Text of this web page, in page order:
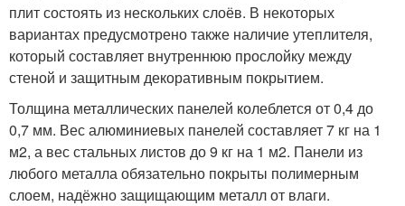
плит состоять из нескольких слоёв. В некоторых
вариантах предусмотрено также наличие утеплителя,
который составляет внутреннюю прослойку между
стеной и защитным декоративным покрытием.
Толщина металлических панелей колеблется от 0,4 до
0,7 мм. Вес алюминиевых панелей составляет 7 кг на 1
м2, а вес стальных листов до 9 кг на 1 м2. Панели из
любого металла обязательно покрыты полимерным
слоем, надёжно защищающим металл от влаги.